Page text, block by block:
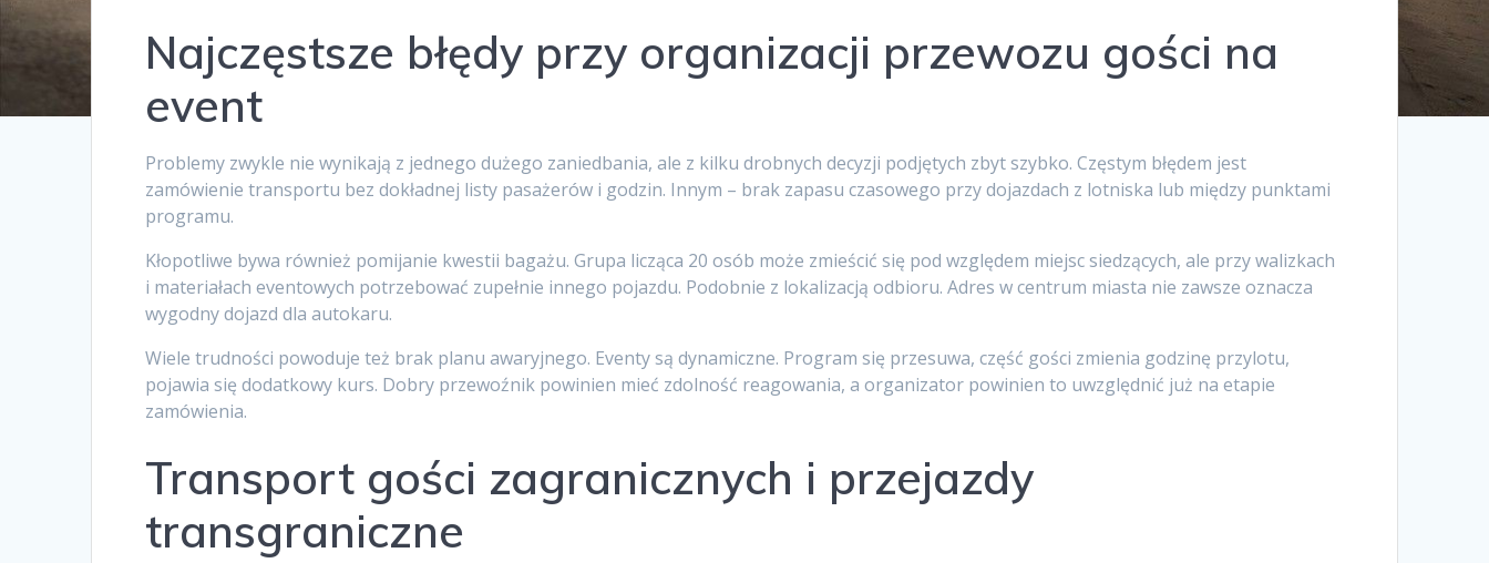
Najczęstsze błędy przy organizacji przewozu gości na
event
Problemy zwykle nie wynikają z jednego dużego zaniedbania, ale z kilku drobnych decyzji podjętych zbyt szybko. Częstym błędem jest
zamówienie transportu bez dokładnej listy pasażerów i godzin. Innym – brak zapasu czasowego przy dojazdach z lotniska lub między punktami
programu.
Kłopotliwe bywa również pomijanie kwestii bagażu. Grupa licząca 20 osób może zmieścić się pod względem miejsc siedzących, ale przy walizkach
i materiałach eventowych potrzebować zupełnie innego pojazdu. Podobnie z lokalizacją odbioru. Adres w centrum miasta nie zawsze oznacza
wygodny dojazd dla autokaru.
Wiele trudności powoduje też brak planu awaryjnego. Eventy są dynamiczne. Program się przesuwa, część gości zmienia godzinę przylotu,
pojawia się dodatkowy kurs. Dobry przewoźnik powinien mieć zdolność reagowania, a organizator powinien to uwzględnić już na etapie
zamówienia.
Transport gości zagranicznych i przejazdy
transgraniczne